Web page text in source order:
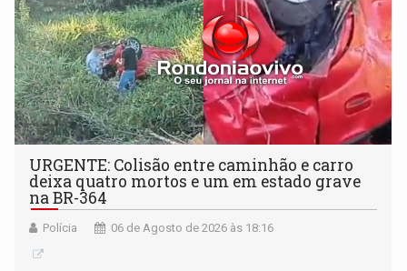
URGENTE: Colisão entre caminhão e carro
deixa quatro mortos e um em estado grave
na BR-364
Polícia 06 de Agosto de 2026 às 18:16